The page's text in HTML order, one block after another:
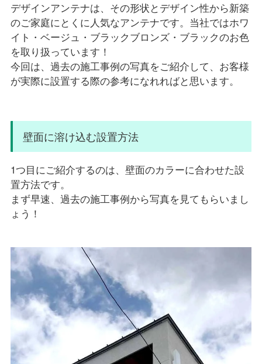
デザインアンテナは、その形状とデザイン性から新築
のご家庭にとくに人気なアンテナです。当社ではホワ
イト・ベージュ・ブラックブロンズ・ブラックのお色
を取り扱っています！
今回は、過去の施工事例の写真をご紹介して、お客様
が実際に設置する際の参考になれればと思います。
壁面に溶け込む設置方法
1つ目にご紹介するのは、壁面のカラーに合わせた設
置方法です。
まず早速、過去の施工事例から写真を見てもらいまし
ょう！